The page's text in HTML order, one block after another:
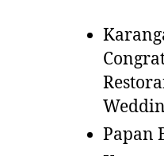
Papan